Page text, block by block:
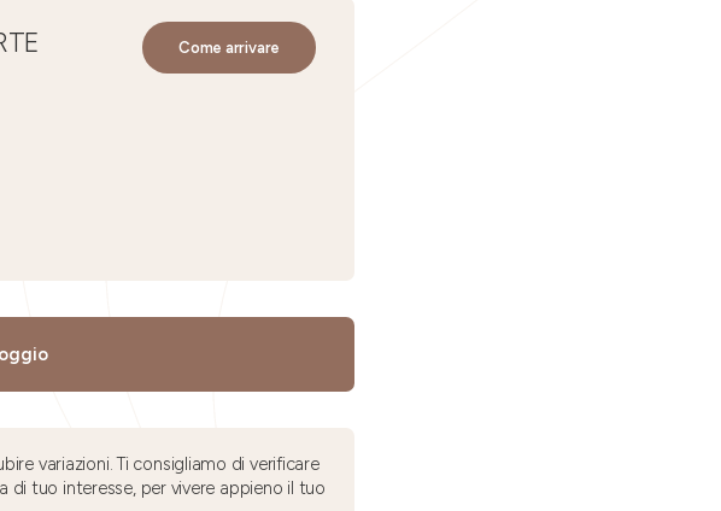
Come arrivare
variazioni. Ti consigliamo di verificare
tuo interesse, per vivere appieno il tuo